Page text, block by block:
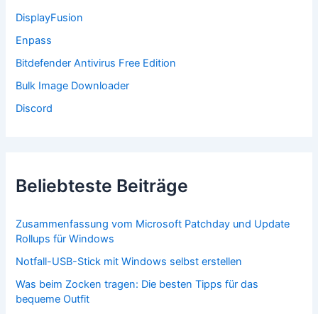
h
:
DisplayFusion
Enpass
Bitdefender Antivirus Free Edition
Bulk Image Downloader
Discord
Beliebteste Beiträge
Zusammenfassung vom Microsoft Patchday und Update
Rollups für Windows
Notfall-USB-Stick mit Windows selbst erstellen
Was beim Zocken tragen: Die besten Tipps für das
bequeme Outfit